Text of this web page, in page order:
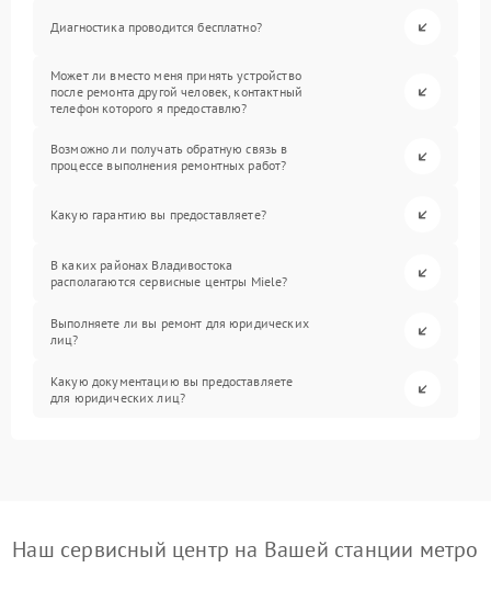
Диагностика проводится бесплатно?
Может ли вместо меня принять устройство
после ремонта другой человек, контактный
телефон которого я предоставлю?
Возможно ли получать обратную связь в
процессе выполнения ремонтных работ?
Какую гарантию вы предоставляете?
В каких районах Владивостока
располагаются сервисные центры Miele?
Выполняете ли вы ремонт для юридических
лиц?
Какую документацию вы предоставляете
для юридических лиц?
Наш сервисный центр на Вашей станции метро